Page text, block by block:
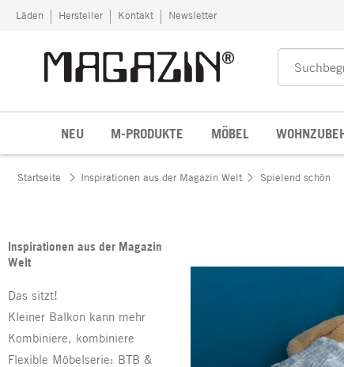
Zum Inhalt springen
Läden Hersteller Kontakt Newsletter
NEU M-PRODUKTE MÖBEL
Startseite Inspirationen aus der Magazin Welt Spielend schön
Inspirationen aus der Magazin
Welt
Das sitzt!
Kleiner Balkon kann mehr
Kombiniere, kombiniere
Flexible Möbelserie: BTB &